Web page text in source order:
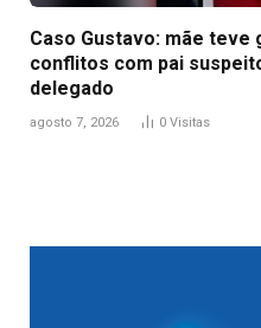
Caso Gustavo: mãe teve
conflitos com pai
delegado
agosto 7, 2026 0 Visitas